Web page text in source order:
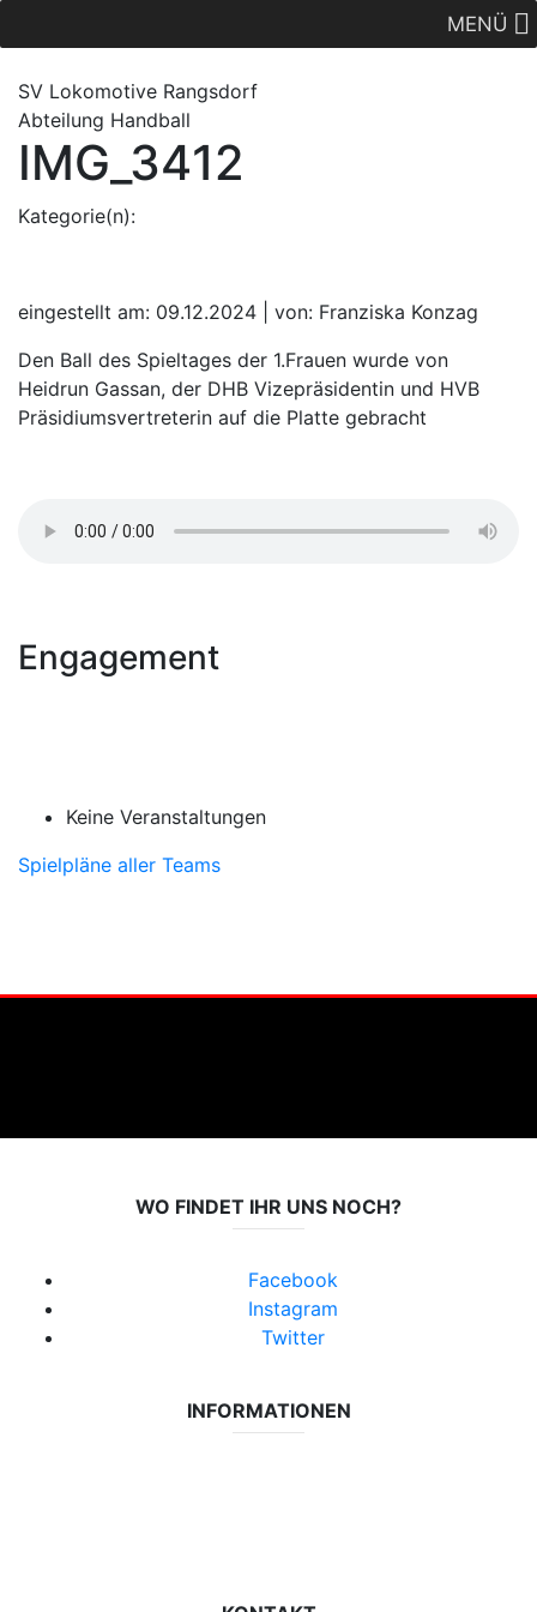
MENÜ
SV Lokomotive Rangsdorf
Abteilung Handball
IMG_3412
Kategorie(n):
eingestellt am: 09.12.2024 | von: Franziska Konzag
Den Ball des Spieltages der 1.Frauen wurde von
Heidrun Gassan, der DHB Vizepräsidentin und HVB
Präsidiumsvertreterin auf die Platte gebracht
Engagement
Keine Veranstaltungen
Spielpläne aller Teams
WO FINDET IHR UNS NOCH?
Facebook
Instagram
Twitter
INFORMATIONEN